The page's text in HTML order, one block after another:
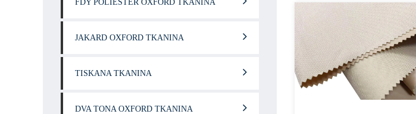
FDY POLIESTER OXFORD TKANINA
JAKARD OXFORD TKANINA
TISKANA TKANINA
DVA TONA OXFORD TKANINA